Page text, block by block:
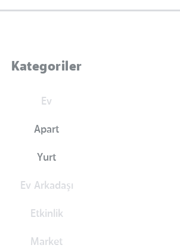
Kategoriler
Ev
Apart
Yurt
Ev Arkadaşı
Etkinlik
Market